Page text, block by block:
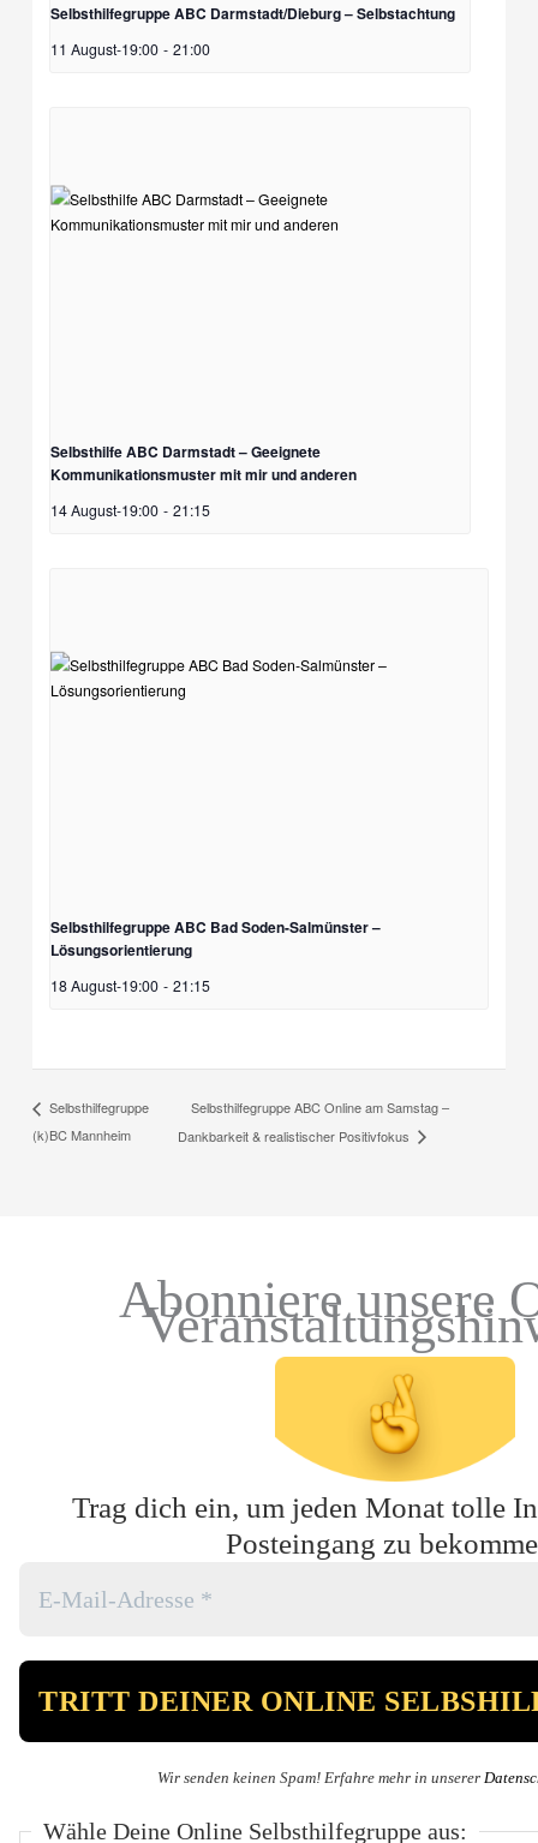
Selbsthilfegruppe ABC Darmstadt/Dieburg – Selbstachtung
11 August-19:00 - 21:00
Selbsthilfe ABC Darmstadt – Geeignete
Kommunikationsmuster mit mir und anderen
14 August-19:00 - 21:15
Selbsthilfegruppe ABC Bad Soden-Salmünster –
Lösungsorientierung
18 August-19:00 - 21:15
Selbsthilfegruppe
(k)BC Mannheim
Selbsthilfegruppe ABC Online am Samstag –
Dankbarkeit & realistischer Positivfokus
Abonniere unsere
Trag dich ein, um jeden Monat tolle
Posteingang zu
Wir senden keinen Spam! Erfahre mehr in unserer
Wähle Deine Online Selbsthilfegruppe aus: